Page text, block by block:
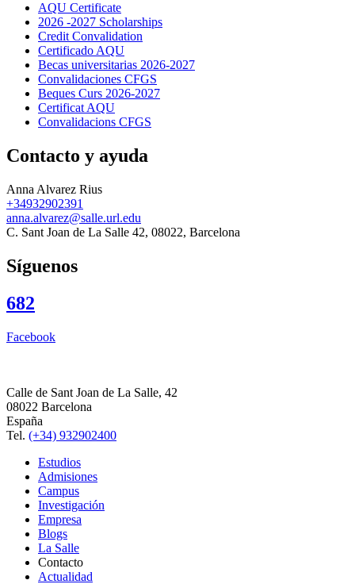
AQU Certificate
2026 -2027 Scholarships
Credit Convalidation
Certificado AQU
Becas universitarias 2026-2027
Convalidaciones CFGS
Beques Curs 2026-2027
Certificat AQU
Convalidacions CFGS
Contacto y ayuda
Anna Alvarez Rius
+34932902391
anna.alvarez@salle.url.edu
C. Sant Joan de La Salle 42, 08022, Barcelona
Síguenos
682
Facebook
Calle de Sant Joan de La Salle, 42
08022 Barcelona
España
Tel. (+34) 932902400
Estudios
Admisiones
Campus
Investigación
Empresa
Blogs
La Salle
Contacto
Actualidad